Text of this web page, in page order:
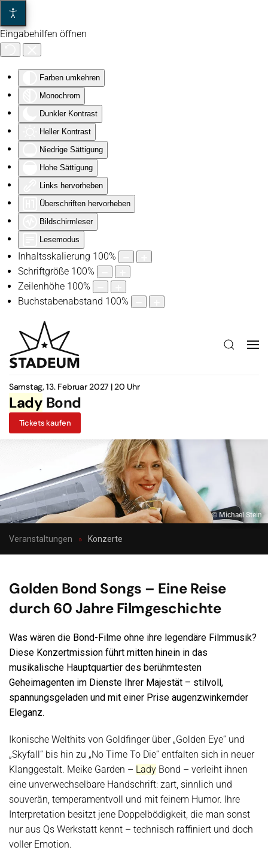
Eingabehilfen öffnen
Farben umkehren
Monochrom
Dunkler Kontrast
Heller Kontrast
Niedrige Sättigung
Hohe Sättigung
Links hervorheben
Überschriften hervorheben
Bildschirmleser
Lesemodus
Inhaltsskalierung 100%
Schriftgröße 100%
Zeilenhöhe 100%
Buchstabenabstand 100%
Zum Hauptinhalt springen
Samstag, 13. Februar 2027 | 20 Uhr
Lady Bond
Tickets kaufen
© Michael Stein
Veranstaltungen Konzerte
Golden Bond Songs – Eine Reise
durch 60 Jahre Filmgeschichte
Was wären die Bond-Filme ohne ihre legendäre Filmmusik?
Diese Konzertmission führt mitten hinein in das
musikalische Hauptquartier des berühmtesten
Geheimagenten im Dienste Ihrer Majestät – stilvoll,
spannungsgeladen und mit einer Prise augenzwinkernder
Eleganz.
Ikonische Welthits von Goldfinger über „Golden Eye“ und
„Skyfall“ bis hin zu „No Time To Die“ entfalten sich in neuer
Klanggestalt. Meike Garden – Lady Bond – verleiht ihnen
eine unverwechselbare Handschrift: zart, sinnlich und
souverän, temperamentvoll und mit feinem Humor. Ihre
Interpretation besitzt jene Doppelbödigkeit, die man sonst
nur aus Qs Werkstatt kennt – technisch raffiniert und doch
voller Emotion.